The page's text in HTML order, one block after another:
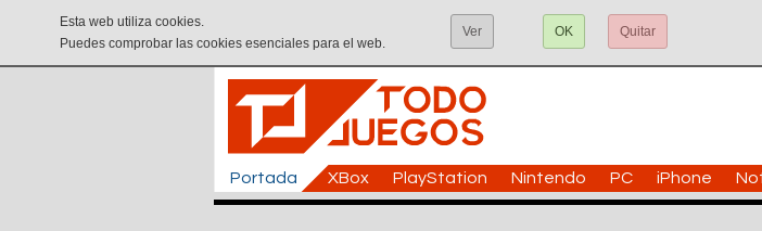
Esta web utiliza cookies.
Puedes comprobar las cookies esenciales para el web.
Ver OK Quitar
Portada XBox PlayStation Nintendo PC iPhone